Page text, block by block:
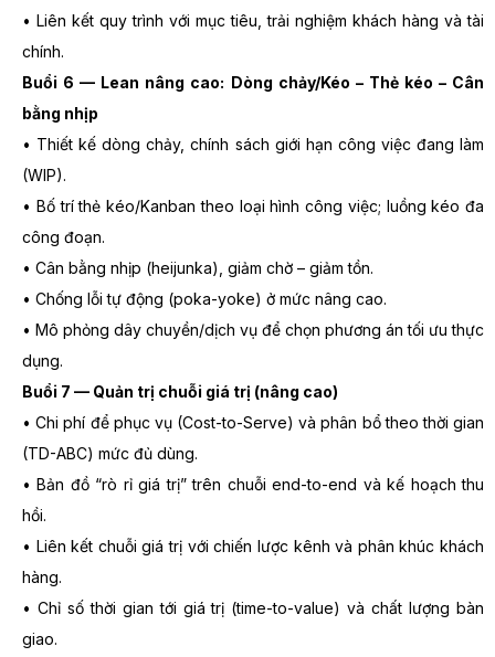
• Liên kết quy trình với mục tiêu, trải nghiệm khách hàng và tài
chính.
Buổi 6 — Lean nâng cao: Dòng chảy/Kéo – Thẻ kéo – Cân
bằng nhịp
• Thiết kế dòng chảy, chính sách giới hạn công việc đang làm
(WIP).
• Bố trí thẻ kéo/Kanban theo loại hình công việc; luồng kéo đa
công đoạn.
• Cân bằng nhịp (heijunka), giảm chờ – giảm tồn.
• Chống lỗi tự động (poka-yoke) ở mức nâng cao.
• Mô phỏng dây chuyền/dịch vụ để chọn phương án tối ưu thực
dụng.
Buổi 7 — Quản trị chuỗi giá trị (nâng cao)
• Chi phí để phục vụ (Cost-to-Serve) và phân bổ theo thời gian
(TD-ABC) mức đủ dùng.
• Bản đồ “rò rỉ giá trị” trên chuỗi end-to-end và kế hoạch thu
hồi.
• Liên kết chuỗi giá trị với chiến lược kênh và phân khúc khách
hàng.
• Chỉ số thời gian tới giá trị (time-to-value) và chất lượng bàn
giao.